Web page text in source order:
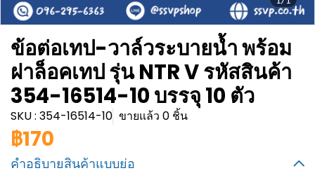
ข้อต่อเทป-วาล์วระบายน้ำ พร้อม
ฝาล็อคเทป รุ่น NTR V รหัสสินค้า
354-16514-10 บรรจุ 10 ตัว
SKU : 354-16514-10 ขายแล้ว 0 ชิ้น
฿170
คำอธิบายสินค้าแบบย่อ